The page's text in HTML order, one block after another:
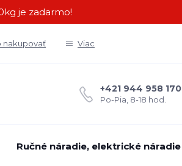
je zadarmo!
nakupovať Viac
+421 944 958 170
Po-Pia, 8-18 hod.
Ručné náradie, elektrické náradie